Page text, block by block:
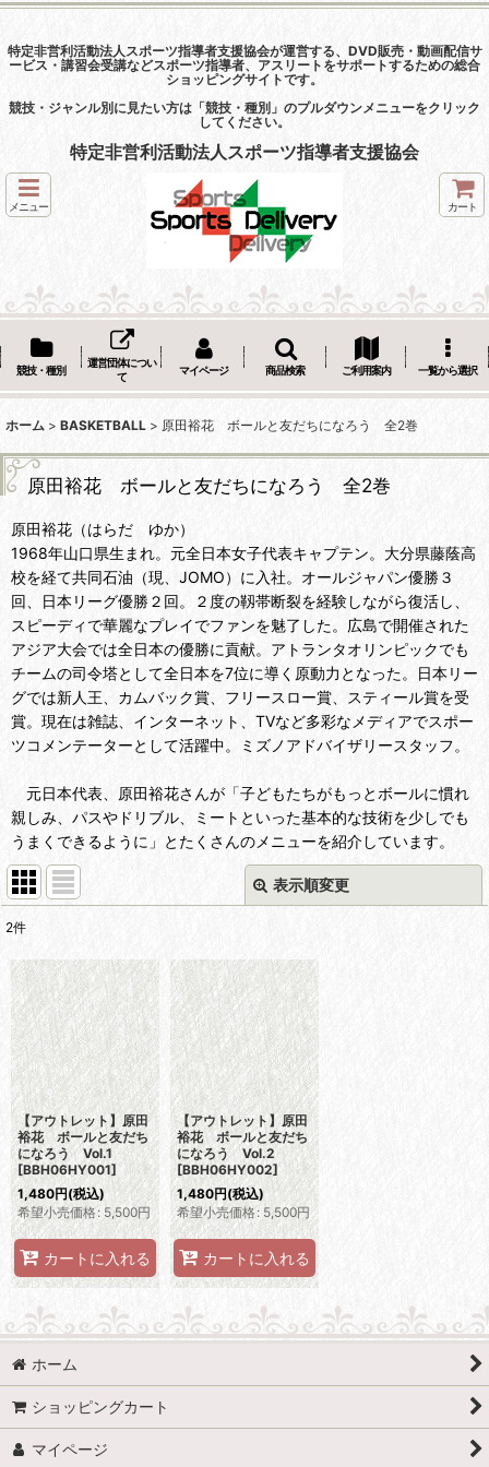
特定非営利活動法人スポーツ指導者支援協会が運営する、DVD販売・動画配信サ
ービス・講習会受講などスポーツ指導者、アスリートをサポートするための総合
ショッピングサイトです。
競技・ジャンル別に見たい方は「競技・種別」のプルダウンメニューをクリック
してください。
特定非営利活動法人スポーツ指導者支援協会
メニュー カート
競技・種別
運営団体につい
て
マイページ 商品検索 ご利用案内 一覧から選択
ホーム > BASKETBALL > 原田裕花 ボールと友だちになろう 全2巻
原田裕花 ボールと友だちになろう 全2巻
原田裕花（はらだ ゆか）
1968年山口県生まれ。元全日本女子代表キャプテン。大分県藤蔭高
校を経て共同石油（現、JOMO）に入社。オールジャパン優勝３
回、日本リーグ優勝２回。２度の靱帯断裂を経験しながら復活し、
スピーディで華麗なプレイでファンを魅了した。広島で開催された
アジア大会では全日本の優勝に貢献。アトランタオリンピックでも
チームの司令塔として全日本を7位に導く原動力となった。日本リー
グでは新人王、カムバック賞、フリースロー賞、スティール賞を受
賞。現在は雑誌、インターネット、TVなど多彩なメディアでスポー
ツコメンテーターとして活躍中。ミズノアドバイザリースタッフ。
元日本代表、原田裕花さんが「子どもたちがもっとボールに慣れ
親しみ、パスやドリブル、ミートといった基本的な技術を少しでも
うまくできるように」とたくさんのメニューを紹介しています。
表示順変更
並び順:
絞り込む
2件
【アウトレット】原田
裕花 ボールと友だち
になろう Vol.1
[BBH06HY001]
1,480円(税込)
希望小売価格: 5,500円
カートに入れる
【アウトレット】原田
裕花 ボールと友だち
になろう Vol.2
[BBH06HY002]
1,480円(税込)
希望小売価格: 5,500円
カートに入れる
ホーム
ショッピングカート
マイページ